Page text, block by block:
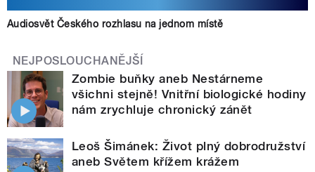
Audiosvět Českého rozhlasu na jednom místě
NEJPOSLOUCHANĚJŠÍ
Zombie buňky aneb Nestárneme
všichni stejně! Vnitřní biologické hodiny
nám zrychluje chronický zánět
Leoš Šimánek: Život plný dobrodružství
aneb Světem křížem krážem